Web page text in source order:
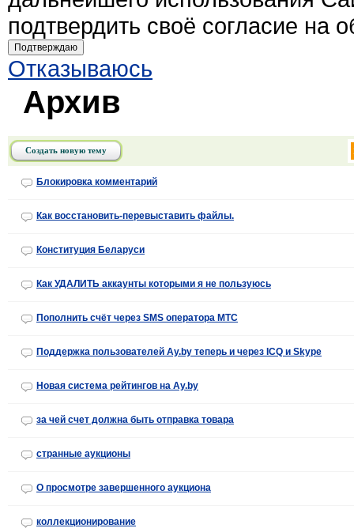
подтвердить своё согласие на
Подтверждаю
Отказываюсь
Архив
Создать новую тему
Блокировка комментарий
Как восстановить-перевыставить файлы.
Конституция Беларуси
Как УДАЛИТЬ аккаунты которыми я не пользуюсь
Пополнить счёт через SMS оператора МТС
Поддержка пользователей Ay.by теперь и через ICQ и Skype
Новая система рейтингов на Ay.by
за чей счет должна быть отправка товара
странные аукционы
О просмотре завершенного аукциона
коллекционирование